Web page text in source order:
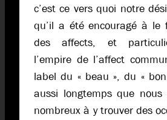
c’est ce vers quoi notre
qu’il a été encouragé à le
des affects, et
l’empire de l’affect
label du « beau », du «
aussi longtemps que nous
nombreux à y trouver des